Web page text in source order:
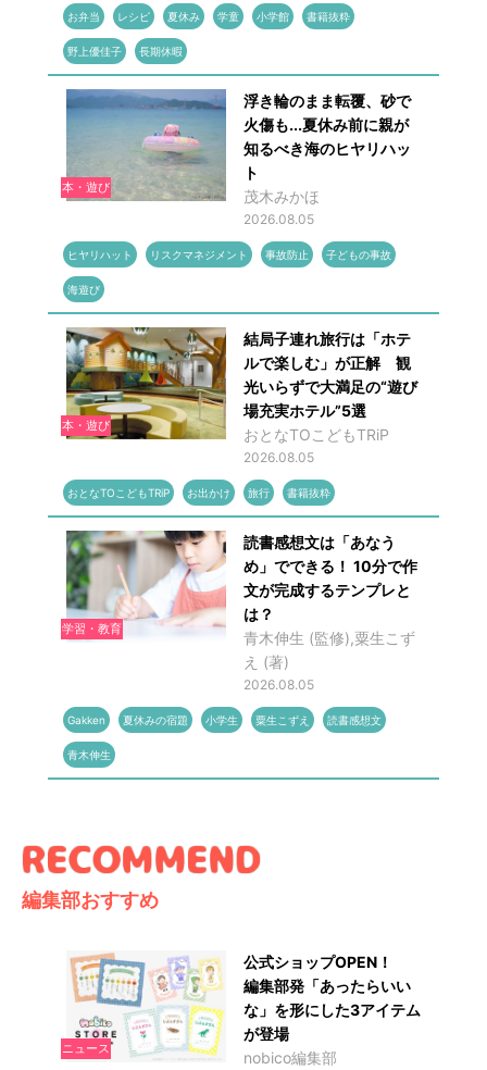
お弁当 レシピ 夏休み 学童 小学館 書籍抜粋
野上優佳子 長期休暇
本・遊び
浮き輪のまま転覆、砂で
火傷も...夏休み前に親が
知るべき海のヒヤリハッ
ト
茂木みかほ
2026.08.05
ヒヤリハット リスクマネジメント 事故防止 子どもの事故
海遊び
本・遊び
結局子連れ旅行は「ホテ
ルで楽しむ」が正解 観
光いらずで大満足の“遊び
場充実ホテル”5選
おとなTOこどもTRiP
2026.08.05
おとなTOこどもTRiP お出かけ 旅行 書籍抜粋
学習・教育
読書感想文は「あなう
め」でできる！ 10分で作
文が完成するテンプレと
は？
青木伸生 (監修),粟生こず
え (著)
2026.08.05
Gakken 夏休みの宿題 小学生 粟生こずえ 読書感想文
青木伸生
編集部おすすめ
ニュース
公式ショップOPEN！
編集部発「あったらいい
な」を形にした3アイテム
が登場
nobico編集部